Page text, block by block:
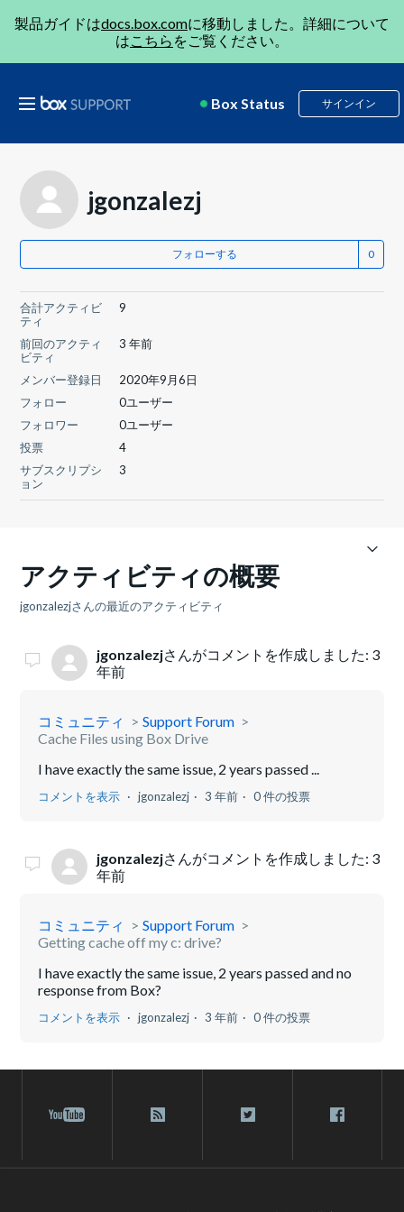
製品ガイドはdocs.box.comに移動しました。詳細について
はこちら をご覧ください。
Box Status サインイン
jgonzalezj
フォローする
合計アクティビ
ティ
9
前回のアクティ
ビティ
3 年前
メンバー登録日
2020年9月6日
フォロー
0ユーザー
フォロワー
0ユーザー
投票
4
サブスクリプシ
ョン
3
アクティビティの概要
jgonzalezjさんの最近のアクティビティ
jgonzalezjさんがコメントを作成しました: 3
年前
コミュニティ
Support Forum
Cache Files using Box Drive
I have exactly the same issue, 2 years passed ...
コメントを表示 jgonzalezj 3 年前 0 件の投票
jgonzalezjさんがコメントを作成しました: 3
年前
コミュニティ
Support Forum
Getting cache off my c: drive?
I have exactly the same issue, 2 years passed and no
response from Box?
コメントを表示 jgonzalezj 3 年前 0 件の投票